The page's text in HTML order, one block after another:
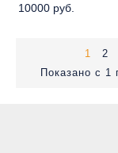
10000 руб.
1 2
Показано с 1